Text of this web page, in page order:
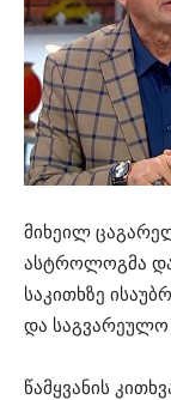
მიხეილ
ასტროლოგმა და
საკითხზე
და საგვარეულო
წამყვანის